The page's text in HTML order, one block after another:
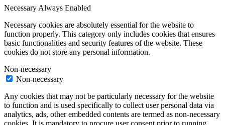
NecessaryAlways Enabled
Necessary cookies are absolutely essential for the website to
function properly. This category only includes cookies that ensures
basic functionalities and security features of the website. These
cookies do not store any personal information.
Non-necessary
Non-necessary
Any cookies that may not be particularly necessary for the website
to function and is used specifically to collect user personal data via
analytics, ads, other embedded contents are termed as non-necessary